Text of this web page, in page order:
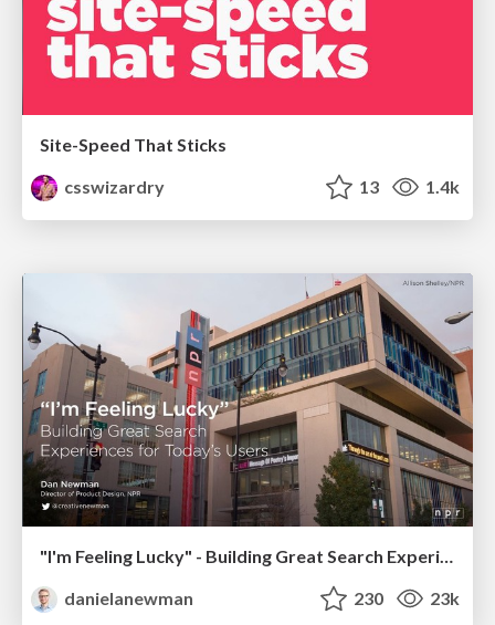
Site-Speed That Sticks
csswizardry
13 1.4k
"I'm Feeling Lucky" - Building Great Search Experiences for Today's Users (#IAC19)
danielanewman
230 23k